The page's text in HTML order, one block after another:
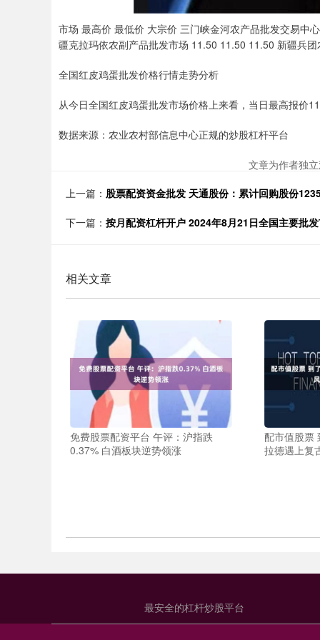
市场 最高价 最低价 大宗价 三门峡金河农产品批发交易
疆克拉玛依农副产品批发市场 11.50 11.50 11.50 新疆兵
全国红皮鸡蛋批发价格行情走势分析
从今日全国红皮鸡蛋批发市场价格上来看，当日最高报价
数据来源：农业农村部信息中心正规的炒股杠杆平台
文章为作者独
上一篇： 股票配资资金批发 天通股份：累计回购股份
下一篇： 按月配资杠杆开户 2024年8月21日全国主要批
相关文章
免费股票配资平台 午评：沪指跌
0.37% 白酒板块逆势领涨
配市值股票
拉德遇上复
最安全的杠杆炒股平台